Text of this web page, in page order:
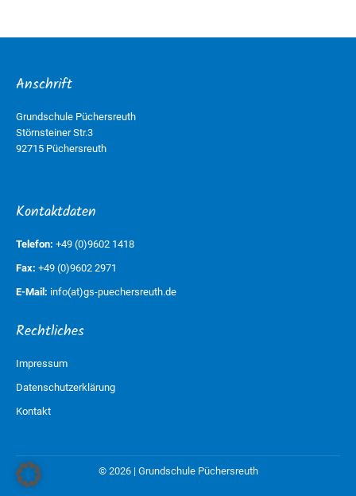
Anschrift
Grundschule Püchersreuth
Störnsteiner Str.3
92715 Püchersreuth
Kontaktdaten
Telefon: +49 (0)9602 1418
Fax: +49 (0)9602 2971
E-Mail: info(at)gs-puechersreuth.de
Rechtliches
Impressum
Datenschutzerklärung
Kontakt
© 2026 | Grundschule Püchersreuth